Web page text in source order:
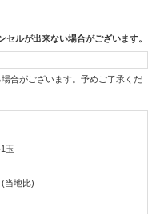
ルが出来ない場合がございます。
合がございます。予めご了承くだ
玉
当地比)